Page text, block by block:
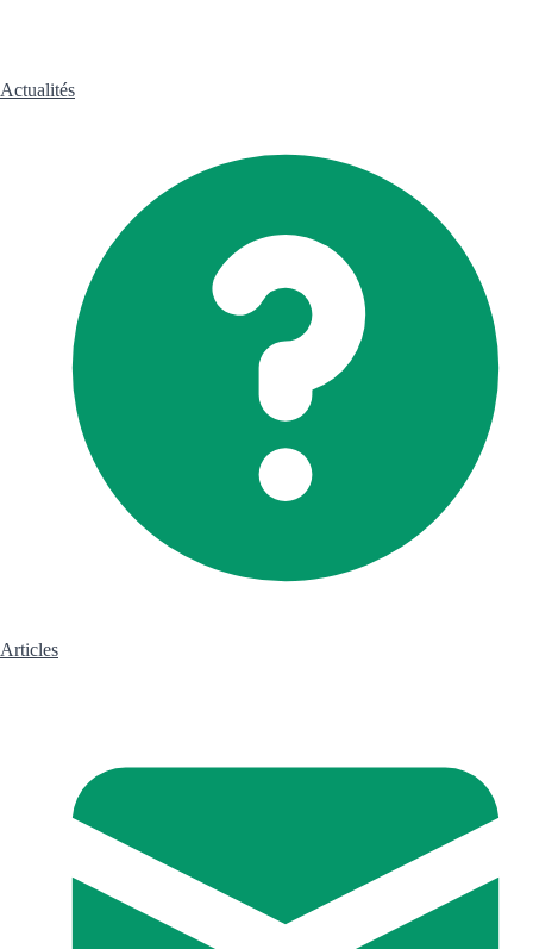
Actualités
Articles